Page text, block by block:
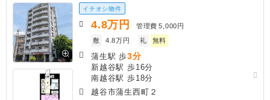
イチオシ物件
4.8万円 管理費 5,000円
敷
4.8万円 礼 無料
蒲生駅 歩3分
新越谷駅 歩16分
南越谷駅 歩18分
越谷市蒲生西町２